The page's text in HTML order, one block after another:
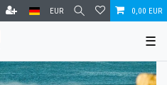
EUR 0,00 EUR
☰